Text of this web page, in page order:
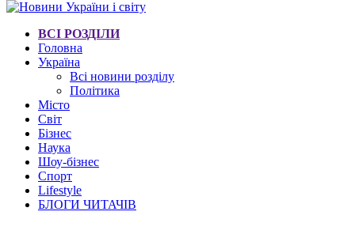
ВСІ РОЗДІЛИ
Головна
Україна
Всі новини розділу
Політика
Місто
Світ
Бізнес
Наука
Шоу-бізнес
Спорт
Lifestyle
БЛОГИ ЧИТАЧІВ